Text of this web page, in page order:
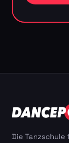
Die Tanzschule